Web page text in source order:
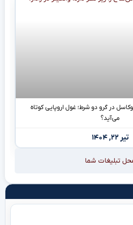
در گرو دو شرط؛ غول اروپایی کوتاه
می‌آید؟
تیر ۲۲, ۱۴۰۴
تبلیغات شما